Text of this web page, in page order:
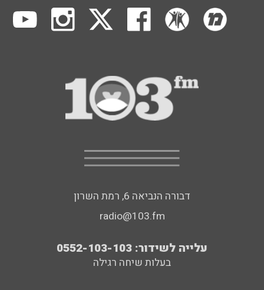
דבורה הנביאה 6, רמת השרון
radio@103.fm
עלייה לשידור: 0552-103-103
בעלות שיחה רגילה